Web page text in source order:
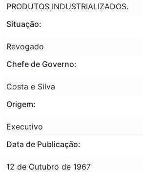
PRODUTOS INDUSTRIALIZADOS.
Situação:
Revogado
Chefe de Governo:
Costa e Silva
Origem:
Executivo
Data de Publicação:
12 de Outubro de 1967